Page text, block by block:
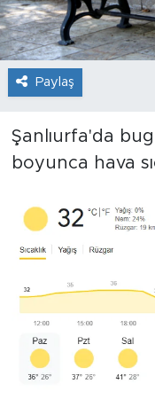
Paylaş
Şanlıurfa'da
boyunca hava